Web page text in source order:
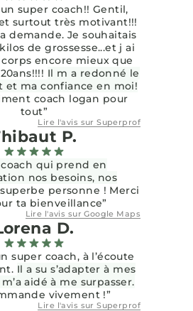
super coach!! Gentil,
surtout très motivant!!!
demande. Je souhaitais
de grossesse...et j ai
encore mieux que
Il m a redonné le
et ma confiance en moi!
coach logan pour
tout”
Lire l'avis surSuperprof
P.
qui prend en
nos besoins, nos
personne ! Merci
ta bienveillance”
Lire l'avis surGoogle Maps
D.
super coach, à l’écoute
Il a su s’adapter à mes
aidé à me surpasser.
vivement !”
Lire l'avis surSuperprof